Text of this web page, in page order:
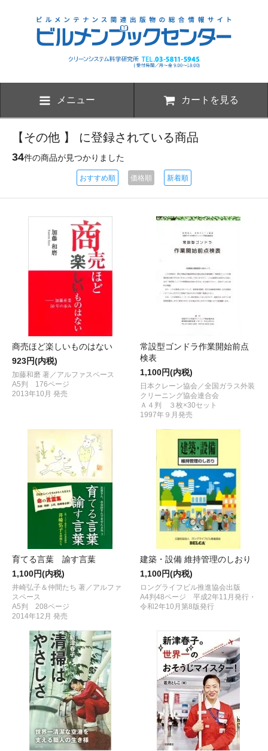
メニュー カートを見る
【その他 】 に登録されている商品
34件の商品が見つかりました
おすすめ順 価格順 新着順
商売ほど楽しいものはない
923円(内税)
加藤和磨 著／アルファスペース
A5判 176ページ
2013年10月 発売
常設型ゴンドラ作業開始前点
検表
1,100円(内税)
日本クレーン協会／全国ガラス外装
クリーニング協会連合会
Ａ４判 ３枚×30セット
1997年９月発売
育てる言葉 諭す言葉
1,100円(内税)
井崎弘子＆仲間たち 著／アルファ
スペース
A5判 208ページ
2014年12月 発売
建築・設備 維持管理のしおり
1,100円(内税)
ロングライフビル推進協会出版
A4判48ページ 平成2年11月発行・
令和2年10月第8版発行